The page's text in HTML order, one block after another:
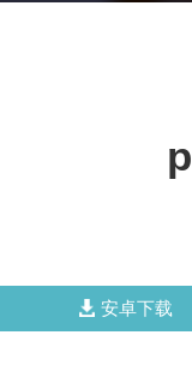
安卓下载